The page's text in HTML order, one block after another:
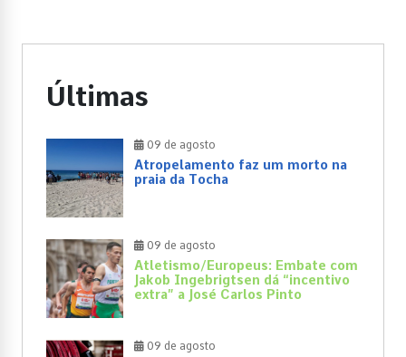
Últimas
09 de agosto
Atropelamento faz um morto na
praia da Tocha
09 de agosto
Atletismo/Europeus: Embate com
Jakob Ingebrigtsen dá “incentivo
extra” a José Carlos Pinto
09 de agosto